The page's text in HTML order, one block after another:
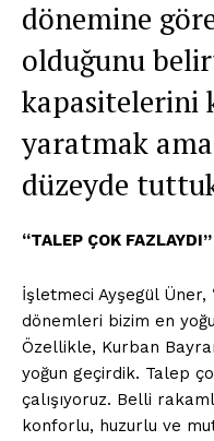
dönemine
olduğunu
yaratmak
düzeyde
“TALEP ÇOK FAZLAYDI”
İşletmeci Ayşegül Üner,
dönemleri bizim en
Özellikle, Kurban
yoğun geçirdik. Talep
çalışıyoruz. Belli
konforlu, huzurlu ve